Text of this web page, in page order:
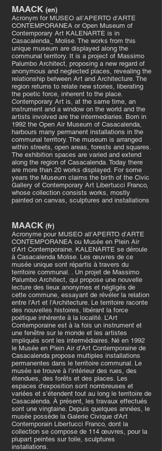
MAACK (en)
Acronym for MUSEO all’APERTO d’ARTE
CONTEMPORANEA or Open Museum of
Contemporary Art KALENARTE is in
Casacalenda_ Molise. The works from this
unique museum are displayed along the
communal territory. It is a project of Massimo
Palumbo Architect, proposing a new regard of
anonymous and neglected places, revealing the
relationship between Art and Architecture. The
region returns to relate new stories, liberating
the poetic force, inherent to the place.
Contemporary Art is, at the same time, an
instrument and a window on the world and the
artists involved are the intermediaries. Born in
1992 the Open Air Museum of Casacalenda,
harbours many permanent installations in the
communal territory. The museum is arranged
within streets, open areas, forests and squares.
The exhibition spaces are varied and extend
along the region of Casacalenda. Today there
are more than 20 works displayed. For some
years the Museum claims the birth of the Civic
Gallery of Contemporary Art Libertucci Franco,
whose collection consists works, mostly
painted on canvas, sculptures and installations
MAACK (fr)
Acronyme pour MUSEO all’APERTO d’ARTE
CONTEMPORANEA ou Musée en Plein Air
d’Art Contemporaine. KALENARTE se déroule
à Casacalenda Molise. Les œuvres de ce
musée unique sont répartis à travers du
territoire communal. . Un projet de Massimo
Palumbo Architect, qui propose une nouvelle
lecture des lieux anonymes et négligés de
cette commune, essayant de révéler la relation
entre l'Art et l'Architecture. Le territoire raconte
des nouvelles histoires, libérant la force
poétique inhérente à la localité. L’Art
Contemporaine est à la fois un instrument et
une fenêtre sur le monde et les artistes
impliqués sont les intermédiaires. Né en 1992
le Musée en Plein Air d’Art Contemporaine de
Casacalenda propose multiples installations
permanentes dans le territoire communal. Le
musée se trouve à l’intérieur des rues, des
étendues, des forêts et des places. Les
espaces d'exposition sont nombreuses et
variées et s’étendent tout au long le territoire de
Casacalenda. À présent, les travaux effectués
sont une vingtaine. Depuis quelques années, le
musée possède la Galerie Civique d'Art
Contemporain Libertucci Franco, dont la
collection se compose de 114 œuvres, pour la
plupart peintes sur toile, sculptures
installations.